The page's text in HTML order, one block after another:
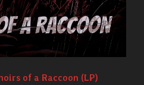
of a Raccoon (LP)